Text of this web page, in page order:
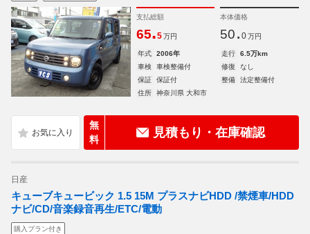
支払総額
65.5 万円
本体価格
50. 0 万円
年式 2006年 走行
6.5万km
車検
車検整備付 修復
なし
保証
保証付 整備
法定整備付
住所
神奈川県 大和市
無
料
見積もり・在庫確認
日産
キューブキュービック 1.5 15M プラスナビHDD /禁煙車/HDD
ナビ/CD/音楽録音再生/ETC/電動
購入プラン付き